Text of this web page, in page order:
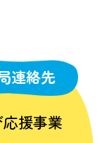
連絡先
援事業